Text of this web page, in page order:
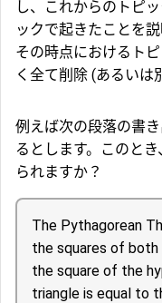
し、これからのトピ
ックで起きたことを
その時点におけるト
く全て削除 (あるいは
例えば次の段落の書
るとします。このと
られますか？
The Pythagorean
the squares of
the square of the
triangle is equal to